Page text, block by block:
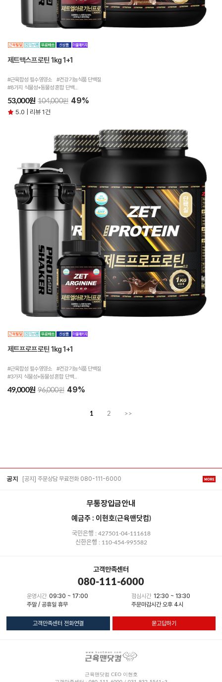
제트맥스프로틴 1kg 1+1
#근육합성 필수영양소 #건강기능식품 단백질
#8가지 식물성+동물성 혼합 단백...
53,000원 104,000원 49%
5.0 | 리뷰 1건
제트프로프로틴 1kg 1+1
#근육합성 필수영양소 #건강기능식품 단백질
#3가지 식물성+동물성 혼합 단백...
49,000원 96,000원 49%
1 2 >>
공지 [공지] 주문상담 무료전화 080-111-6000
무통장입금안내
예금주 : 이현호(근육맨닷컴)
국민은행 : 427501-04-111618
신한은행 : 110-454-995582
고객만족센터
080-111-6000
운영시간 09:30 ~ 17:00
주말 / 공휴일 휴무
점심시간 12:30 ~ 13:30
주문마감시간 오후 4시
고객만족센터 전화연결 묻고답하기
근육맨닷컴 CEO 이현호